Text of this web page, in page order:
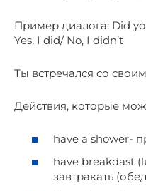
Пример диалога: Did
Yes, I did/ No, I didn’t
Ты встречался со
Действия, которые
have a shower-
have breakdast
завтракать